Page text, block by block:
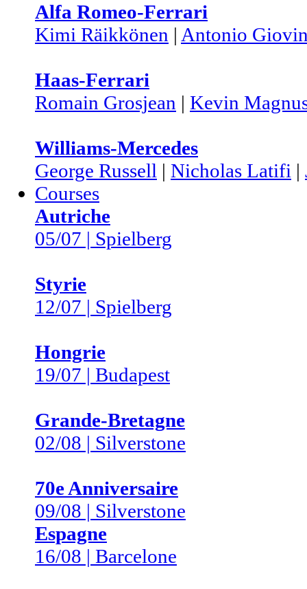
Alfa Romeo-Ferrari
Kimi Räikkönen | Antonio
Haas-Ferrari
Romain Grosjean | Kevin
Williams-Mercedes
George Russell | Nicholas Latifi |
Courses
Autriche
05/07 | Spielberg
Styrie
12/07 | Spielberg
Hongrie
19/07 | Budapest
Grande-Bretagne
02/08 | Silverstone
70e Anniversaire
09/08 | Silverstone
Espagne
16/08 | Barcelone